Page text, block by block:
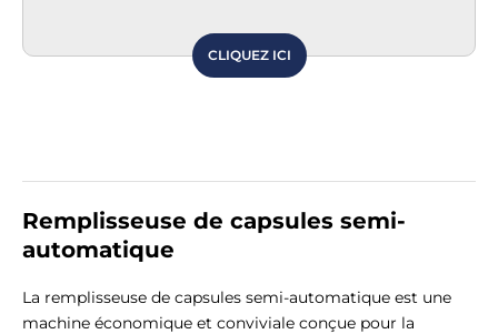
CLIQUEZ ICI
Remplisseuse de capsules semi-
automatique
La remplisseuse de capsules semi-automatique est une
machine économique et conviviale conçue pour la